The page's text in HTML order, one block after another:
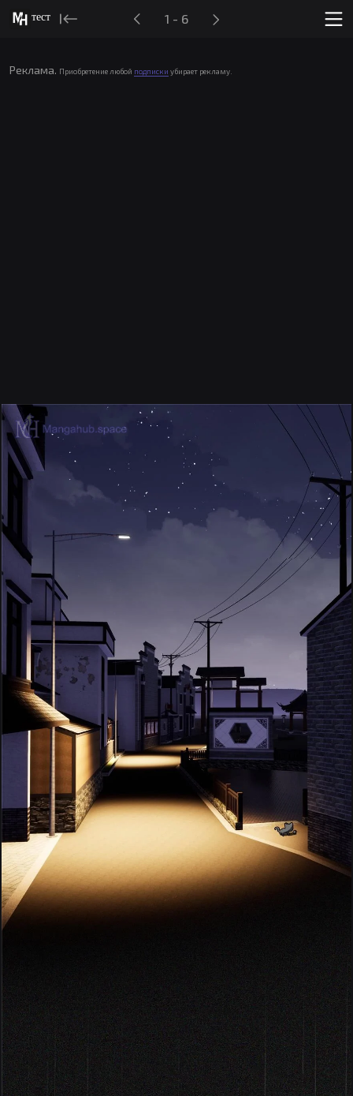
тест 1 - 6
Реклама. Приобретение любой подписки убирает рекламу.